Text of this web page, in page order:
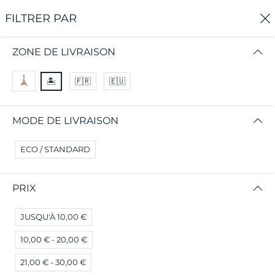
0
exceptionnels! 🥕
FILTRER PAR TRIER PAR
Nous n'avons pas trouvé de correspondance pour
ces filtres.
Veuillez essayer un autre choix.
FILTRER PAR
ZONE DE LIVRAISON
🏝 🇫🇷 🇪🇺
MODE DE LIVRAISON
ECO / STANDARD
PRIX
JUSQU'À 10,00 €
10,00 € - 20,00 €
21,00 € - 30,00 €